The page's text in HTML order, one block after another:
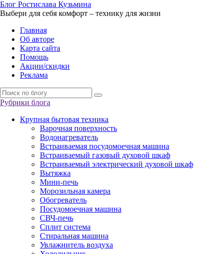
Блог Ростислава Кузьмина
Выбери для себя комфорт – технику для жизни
Главная
Об авторе
Карта сайта
Помощь
Акции/скидки
Реклама
Рубрики блога
Крупная бытовая техника
Варочная поверхность
Водонагреватель
Встраиваемая посудомоечная машина
Встраиваемый газовый духовой шкаф
Встраиваемый электрический духовой шкаф
Вытяжка
Мини-печь
Морозильная камера
Обогреватель
Посудомоечная машина
СВЧ-печь
Сплит система
Стиральная машина
Увлажнитель воздуха